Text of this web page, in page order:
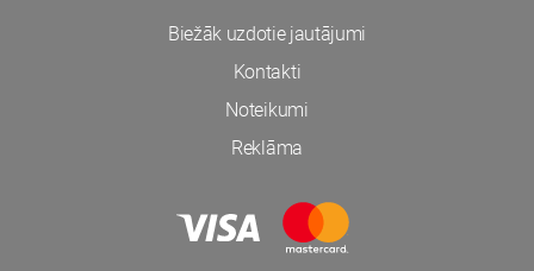
Biežāk uzdotie jautājumi
Kontakti
Noteikumi
Reklāma